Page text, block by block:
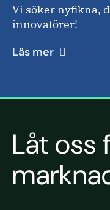
Vi söker nyfikna,
innovatörer!
Läs mer
Låt oss